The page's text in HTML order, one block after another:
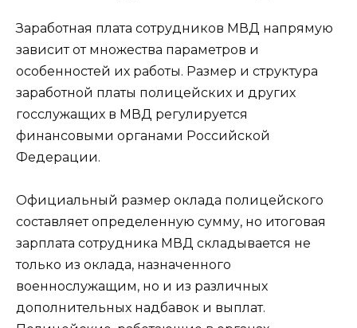
Заработная плата сотрудников МВД напрямую
зависит от множества параметров и
особенностей их работы. Размер и структура
заработной платы полицейских и других
госслужащих в МВД регулируется
финансовыми органами Российской
Федерации.
Официальный размер оклада полицейского
составляет определенную сумму, но итоговая
зарплата сотрудника МВД складывается не
только из оклада, назначенного
военнослужащим, но и из различных
дополнительных надбавок и выплат.